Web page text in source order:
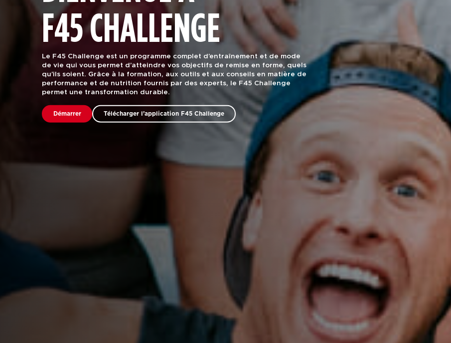
F45 CHALLENGE
Le F45 Challenge est un programme complet d’entraînement et de mode
de vie qui vous permet d’atteindre vos objectifs de remise en forme, quels
qu’ils soient. Grâce à la formation, aux outils et aux conseils en matière de
performance et de nutrition fournis par des experts, le F45 Challenge
permet une transformation durable.
Démarrer Télécharger l’application F45 Challenge